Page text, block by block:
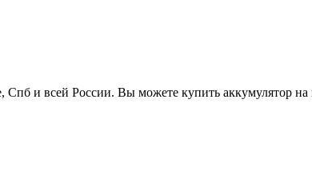
Спб и всей России. Вы можете купить аккумулятор